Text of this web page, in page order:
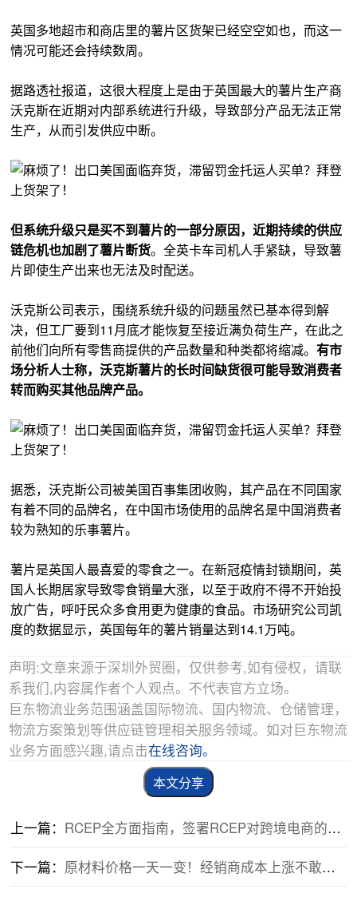
英国多地超市和商店里的薯片区货架已经空空如也，而这一
情况可能还会持续数周。
据路透社报道，这很大程度上是由于英国最大的薯片生产商
沃克斯在近期对内部系统进行升级，导致部分产品无法正常
生产，从而引发供应中断。
但系统升级只是买不到薯片的一部分原因，近期持续的供应
链危机也加剧了薯片断货。全英卡车司机人手紧缺，导致薯
片即使生产出来也无法及时配送。
沃克斯公司表示，围绕系统升级的问题虽然已基本得到解
决，但工厂要到11月底才能恢复至接近满负荷生产，在此之
前他们向所有零售商提供的产品数量和种类都将缩减。有市
场分析人士称，沃克斯薯片的长时间缺货很可能导致消费者
转而购买其他品牌产品。
据悉，沃克斯公司被美国百事集团收购，其产品在不同国家
有着不同的品牌名，在中国市场使用的品牌名是中国消费者
较为熟知的乐事薯片。
薯片是英国人最喜爱的零食之一。在新冠疫情封锁期间，英
国人长期居家导致零食销量大涨，以至于政府不得不开始投
放广告，呼吁民众多食用更为健康的食品。市场研究公司凯
度的数据显示，英国每年的薯片销量达到14.1万吨。
声明:文章来源于深圳外贸圈，仅供参考,如有侵权，请联
系我们,内容属作者个人观点。不代表官方立场。
巨东物流业务范围涵盖国际物流、国内物流、仓储管理，
物流方案策划等供应链管理相关服务领域。如对巨东物流
业务方面感兴趣,请点击在线咨询。
本文分享
上一篇： RCEP全方面指南，签署RCEP对跨境电商的影响，一文读懂！
下一篇： 原材料价格一天一变！经销商成本上涨不敢囤货！